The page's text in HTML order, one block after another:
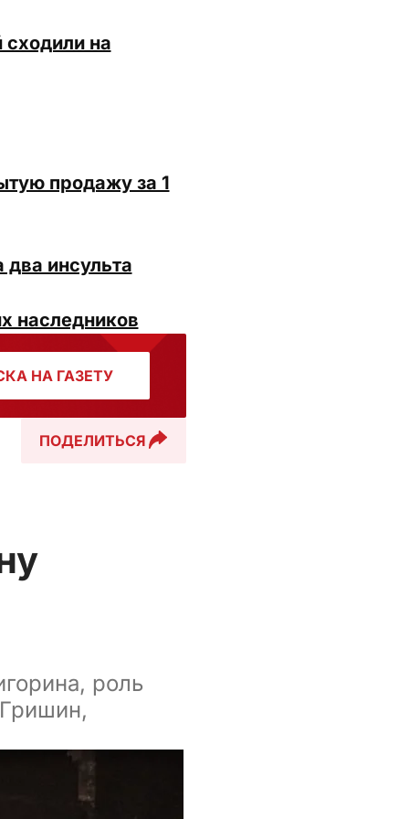
на
продажу за 1
инсульта
наследников
НА ГАЗЕТУ
ПОДЕЛИТЬСЯ
роль